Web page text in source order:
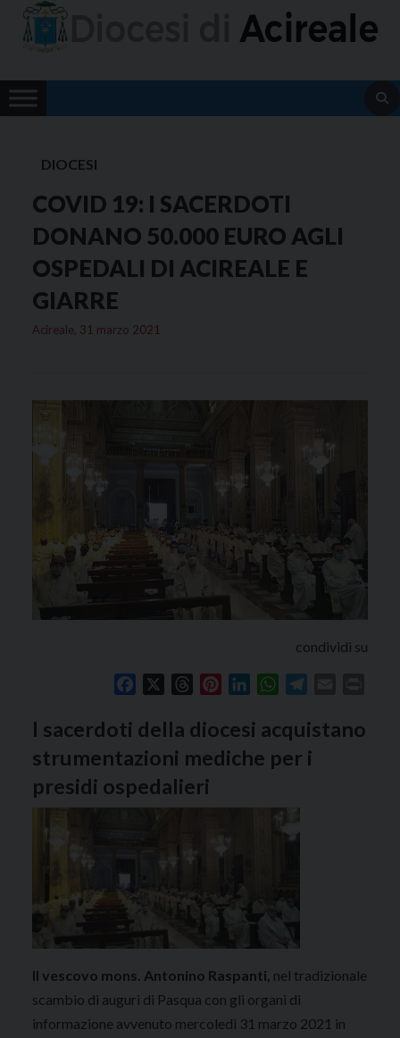
Skip
DIOCESI
COVID 19: I SACERDOTI
DONANO 50.000 EURO AGLI
OSPEDALI DI ACIREALE E
GIARRE
Acireale, 31 marzo 2021
condividi su
Facebook ThreadsPinterestLinkedInWhatsApp
I sacerdoti della diocesi acquistano
strumentazioni mediche per i
presidi ospedalieri
Il vescovo mons. Antonino Raspanti, nel tradizionale
scambio di auguri di Pasqua con gli organi di
informazione avvenuto mercoledì 31 marzo 2021 in